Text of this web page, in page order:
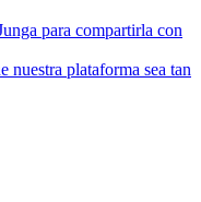
para compartirla con
nuestra plataforma sea tan